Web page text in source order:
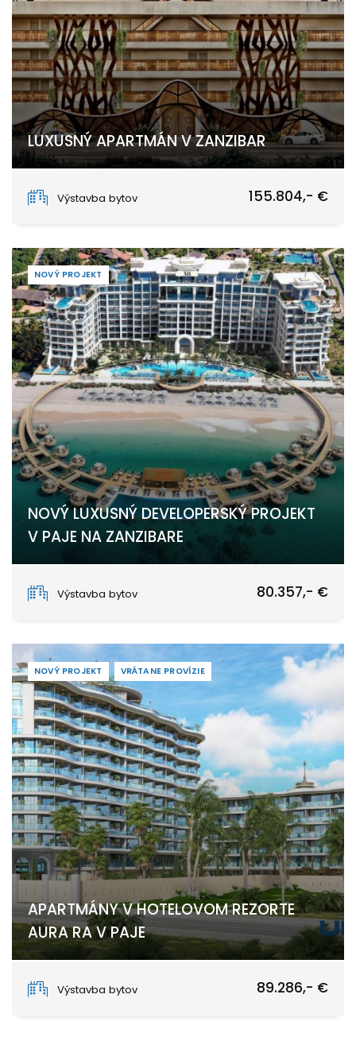
LUXUSNÝ APARTMÁN V ZANZIBAR
Výstavba bytov
155.804,- €
NOVÝ PROJEKT
NOVÝ LUXUSNÝ DEVELOPERSKÝ PROJEKT
V PAJE NA ZANZIBARE
Výstavba bytov
80.357,- €
NOVÝ PROJEKT VRÁTANE PROVÍZIE
APARTMÁNY V HOTELOVOM REZORTE
AURA RA V PAJE
Výstavba bytov
89.286,- €